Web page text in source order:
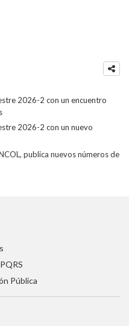
2026-2 con un encuentro
2026-2 con un nuevo
publica nuevos números de
Pública